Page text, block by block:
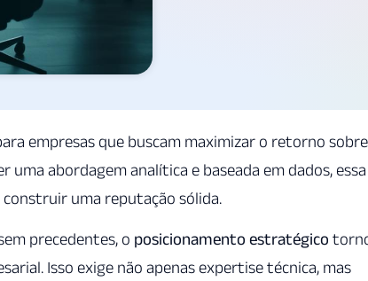
empresas que buscam maximizar o retorno sobre
abordagem analítica e baseada em dados, essa
uma reputação sólida.
precedentes, o posicionamento estratégico
Isso exige não apenas expertise técnica, mas